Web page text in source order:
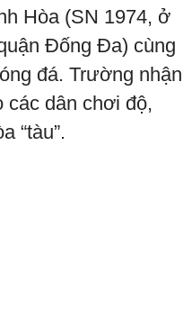
Hòa (SN 1974, ở
Đống Đa) cùng
đá. Trường nhận
các dân chơi độ,
“tàu”.